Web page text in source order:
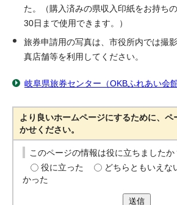
た。（購入済みの県収入印紙をお持ち
30日まで使用できます。）
旅券申請用の写真は、市役所内では撮
真店舗等を利用してください。
岐阜県旅券センター（OKBふれあい会館
より良いホームページにするために、ペ
かせください。
このページの情報は役に立ちましたか
役に立った
どちらともいえな
かった
送信